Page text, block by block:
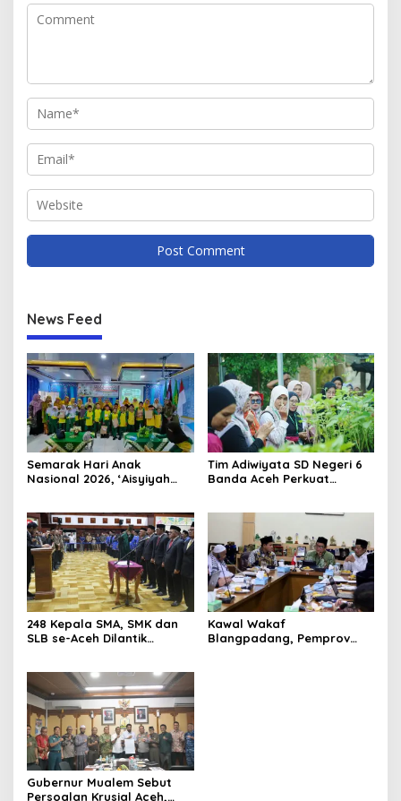
News Feed
Semarak Hari Anak
Nasional 2026, ‘Aisyiyah
Universitas Ahmad Dahlan
Aceh
Tim Adiwiyata SD Negeri 6
Banda Aceh Perkuat
Goes to School”
248 Kepala SMA, SMK dan
SLB se-Aceh Dilantik
Kawal Wakaf
Blangpadang, Pemprov
Gubernur Mualem Sebut
Persoalan Krusial Aceh,